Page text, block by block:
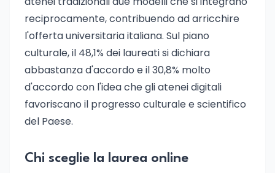
reciprocamente, contribuendo ad arricchire
l'offerta universitaria italiana. Sul piano
culturale, il 48,1% dei laureati si dichiara
abbastanza d'accordo e il 30,8% molto
d'accordo con l'idea che gli atenei digitali
favoriscano il progresso culturale e scientifico
del Paese.
Chi sceglie la laurea online